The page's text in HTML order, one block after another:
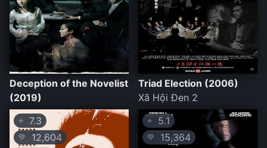
Deception of the Novelist
(2019)
Triad Election (2006)
Xã Hội Đen 2
⭐ 7.3
💛 12,604
⭐ 5.1
💛 15,364